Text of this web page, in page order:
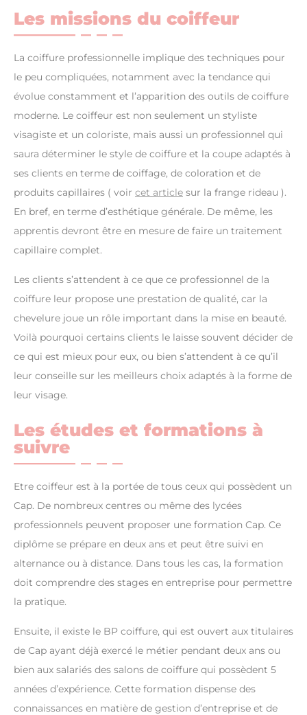
Les missions du coiffeur
La coiffure professionnelle implique des techniques pour
le peu compliquées, notamment avec la tendance qui
évolue constamment et l’apparition des outils de coiffure
moderne. Le coiffeur est non seulement un styliste
visagiste et un coloriste, mais aussi un professionnel qui
saura déterminer le style de coiffure et la coupe adaptés à
ses clients en terme de coiffage, de coloration et de
produits capillaires ( voir cet article sur la frange rideau ).
En bref, en terme d’esthétique générale. De même, les
apprentis devront être en mesure de faire un traitement
capillaire complet.
Les clients s’attendent à ce que ce professionnel de la
coiffure leur propose une prestation de qualité, car la
chevelure joue un rôle important dans la mise en beauté.
Voilà pourquoi certains clients le laisse souvent décider de
ce qui est mieux pour eux, ou bien s’attendent à ce qu’il
leur conseille sur les meilleurs choix adaptés à la forme de
leur visage.
Les études et formations à
suivre
Etre coiffeur est à la portée de tous ceux qui possèdent un
Cap. De nombreux centres ou même des lycées
professionnels peuvent proposer une formation Cap. Ce
diplôme se prépare en deux ans et peut être suivi en
alternance ou à distance. Dans tous les cas, la formation
doit comprendre des stages en entreprise pour permettre
la pratique.
Ensuite, il existe le BP coiffure, qui est ouvert aux titulaires
de Cap ayant déjà exercé le métier pendant deux ans ou
bien aux salariés des salons de coiffure qui possèdent 5
années d’expérience. Cette formation dispense des
connaissances en matière de gestion d’entreprise et de